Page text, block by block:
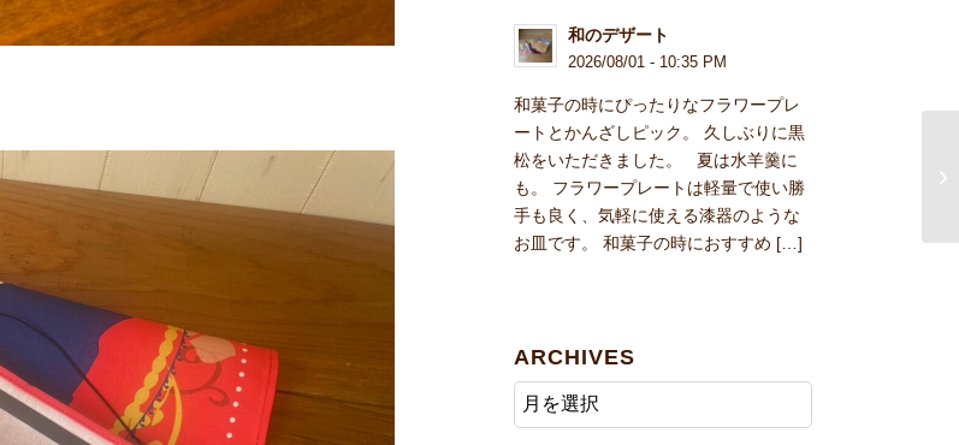
和のデザート
2026/08/01 - 10:35 PM
和菓子の時にぴったりなフラワープレ
ートとかんざしピック。 久しぶりに黒
松をいただきました。 夏は水羊羹に
も。 フラワープレートは軽量で使い勝
手も良く、気軽に使える漆器のような
お皿です。 和菓子の時におすすめ […]
ARCHIVES